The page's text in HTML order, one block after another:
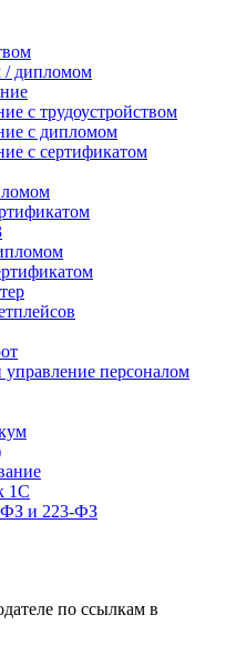
/ дипломом
с трудоустройством
с дипломом
с сертификатом
персоналом
1С
и 223‑ФЗ
по ссылкам в